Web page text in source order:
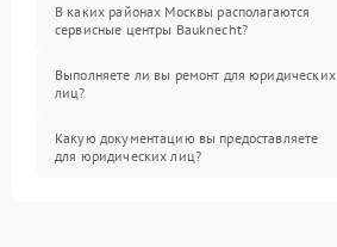
В каких районах Москвы располагаются
сервисные центры Bauknecht?
Выполняете ли вы ремонт для юридических
лиц?
Какую документацию вы предоставляете
для юридических лиц?